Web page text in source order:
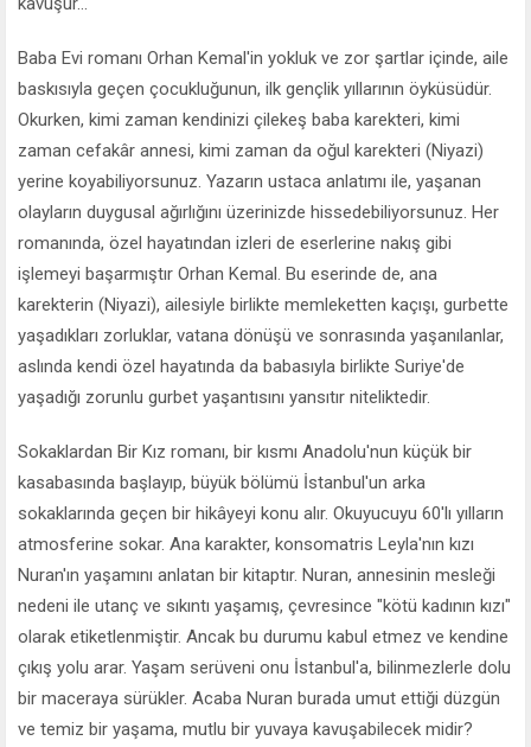
Baba Evi romanı Orhan Kemal'in yokluk ve zor şartlar içinde, aile
baskısıyla geçen çocukluğunun, ilk gençlik yıllarının öyküsüdür.
Okurken, kimi zaman kendinizi çilekeş baba karekteri, kimi
zaman cefakâr annesi, kimi zaman da oğul karekteri (Niyazi)
yerine koyabiliyorsunuz. Yazarın ustaca anlatımı ile, yaşanan
olayların duygusal ağırlığını üzerinizde hissedebiliyorsunuz. Her
romanında, özel hayatından izleri de eserlerine nakış gibi
işlemeyi başarmıştır Orhan Kemal. Bu eserinde de, ana
karekterin (Niyazi), ailesiyle birlikte memleketten kaçışı, gurbette
yaşadıkları zorluklar, vatana dönüşü ve sonrasında yaşanılanlar,
aslında kendi özel hayatında da babasıyla birlikte Suriye'de
yaşadığı zorunlu gurbet yaşantısını yansıtır niteliktedir.
Sokaklardan Bir Kız romanı, bir kısmı Anadolu'nun küçük bir
kasabasında başlayıp, büyük bölümü İstanbul'un arka
sokaklarında geçen bir hikâyeyi konu alır. Okuyucuyu 60'lı yılların
atmosferine sokar. Ana karakter, konsomatris Leyla'nın kızı
Nuran'ın yaşamını anlatan bir kitaptır. Nuran, annesinin mesleği
nedeni ile utanç ve sıkıntı yaşamış, çevresince "kötü kadının kızı"
olarak etiketlenmiştir. Ancak bu durumu kabul etmez ve kendine
çıkış yolu arar. Yaşam serüveni onu İstanbul'a, bilinmezlerle dolu
bir maceraya sürükler. Acaba Nuran burada umut ettiği düzgün
ve temiz bir yaşama, mutlu bir yuvaya kavuşabilecek midir?